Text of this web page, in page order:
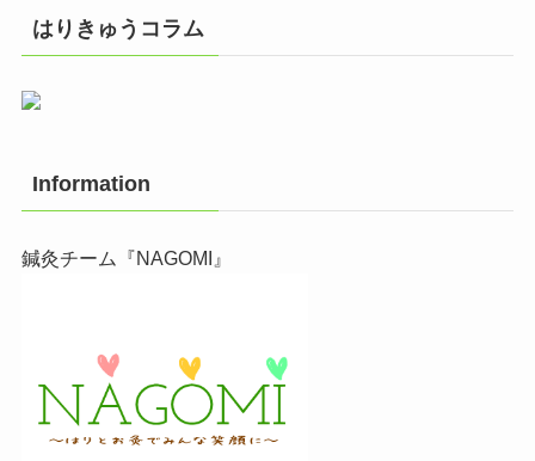
はりきゅうコラム
Information
鍼灸チーム『NAGOMI』